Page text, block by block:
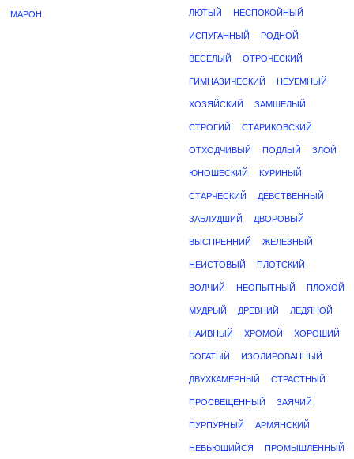
МАРОН ЛЮТЫЙ НЕСПОКОЙНЫЙ
ИСПУГАННЫЙ РОДНОЙ
ВЕСЕЛЫЙ ОТРОЧЕСКИЙ
ГИМНАЗИЧЕСКИЙ НЕУЕМНЫЙ
ХОЗЯЙСКИЙ ЗАМШЕЛЫЙ
СТРОГИЙ СТАРИКОВСКИЙ
ОТХОДЧИВЫЙ ПОДЛЫЙ ЗЛОЙ
ЮНОШЕСКИЙ КУРИНЫЙ
СТАРЧЕСКИЙ ДЕВСТВЕННЫЙ
ЗАБЛУДШИЙ ДВОРОВЫЙ
ВЫСПРЕННИЙ ЖЕЛЕЗНЫЙ
НЕИСТОВЫЙ ПЛОТСКИЙ
ВОЛЧИЙ НЕОПЫТНЫЙ ПЛОХОЙ
МУДРЫЙ ДРЕВНИЙ ЛЕДЯНОЙ
НАИВНЫЙ ХРОМОЙ ХОРОШИЙ
БОГАТЫЙ ИЗОЛИРОВАННЫЙ
ДВУХКАМЕРНЫЙ СТРАСТНЫЙ
ПРОСВЕЩЕННЫЙ ЗАЯЧИЙ
ПУРПУРНЫЙ АРМЯНСКИЙ
НЕБЬЮЩИЙСЯ ПРОМЫШЛЕННЫЙ